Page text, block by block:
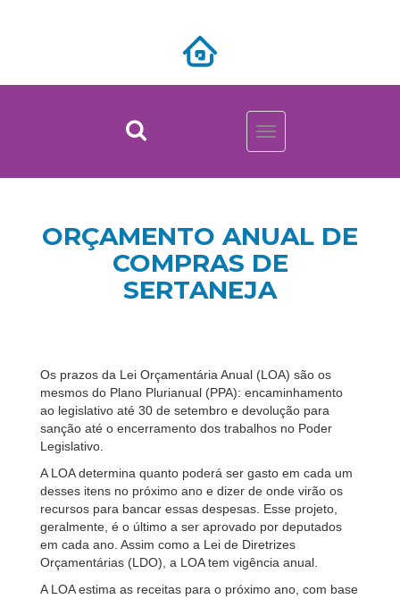
Toggle
navigation
ORÇAMENTO ANUAL DE
COMPRAS DE
SERTANEJA
Os prazos da Lei Orçamentária Anual (LOA) são os
mesmos do Plano Plurianual (PPA): encaminhamento
ao legislativo até 30 de setembro e devolução para
sanção até o encerramento dos trabalhos no Poder
Legislativo.
A LOA determina quanto poderá ser gasto em cada um
desses itens no próximo ano e dizer de onde virão os
recursos para bancar essas despesas. Esse projeto,
geralmente, é o último a ser aprovado por deputados
em cada ano. Assim como a Lei de Diretrizes
Orçamentárias (LDO), a LOA tem vigência anual.
A LOA estima as receitas para o próximo ano, com base